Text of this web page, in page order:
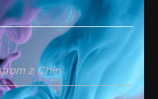
z Chin